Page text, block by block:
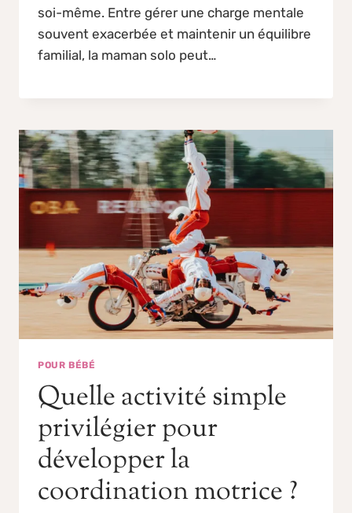
soi-même. Entre gérer une charge mentale
souvent exacerbée et maintenir un équilibre
familial, la maman solo peut…
POUR BÉBÉ
Quelle activité simple
privilégier pour
développer la
coordination motrice ?